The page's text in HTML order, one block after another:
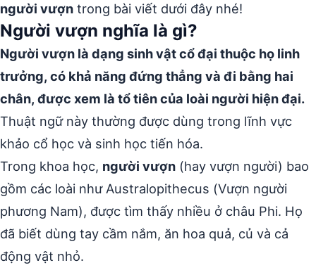
người vượn trong bài viết dưới đây nhé!
Người vượn nghĩa là gì?
Người vượn là dạng sinh vật cổ đại thuộc họ linh
trưởng, có khả năng đứng thẳng và đi bằng hai
chân, được xem là tổ tiên của loài người hiện đại.
Thuật ngữ này thường được dùng trong lĩnh vực
khảo cổ học và sinh học tiến hóa.
Trong khoa học, người vượn (hay vượn người) bao
gồm các loài như Australopithecus (Vượn người
phương Nam), được tìm thấy nhiều ở châu Phi. Họ
đã biết dùng tay cầm nắm, ăn hoa quả, củ và cả
động vật nhỏ.